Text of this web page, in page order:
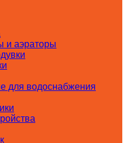
и аэраторы
для водоснабжения